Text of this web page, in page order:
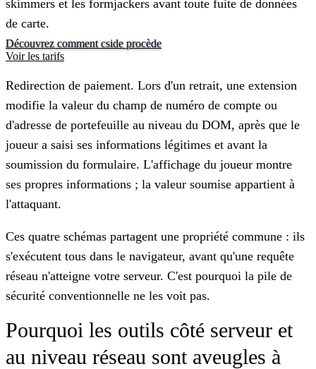
skimmers et les formjackers avant toute fuite de données
de carte.
Découvrez comment cside procède
Voir les tarifs
Redirection de paiement. Lors d'un retrait, une extension
modifie la valeur du champ de numéro de compte ou
d'adresse de portefeuille au niveau du DOM, après que le
joueur a saisi ses informations légitimes et avant la
soumission du formulaire. L'affichage du joueur montre
ses propres informations ; la valeur soumise appartient à
l'attaquant.
Ces quatre schémas partagent une propriété commune : ils
s'exécutent tous dans le navigateur, avant qu'une requête
réseau n'atteigne votre serveur. C'est pourquoi la pile de
sécurité conventionnelle ne les voit pas.
Pourquoi les outils côté serveur et
au niveau réseau sont aveugles à